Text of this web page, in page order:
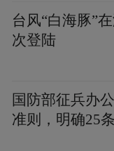
身安全和防护
属地政策落实
频)为凤凰网旗
布，本平台仅提
Notice: The
pictures and
台风“白海豚”
次登陆
国防部征兵办
准则，明确25